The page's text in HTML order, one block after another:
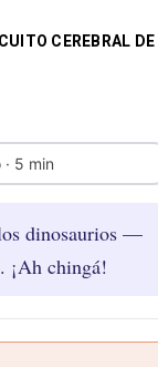
CEREBRAL
5 min
dinosaurios —
¡Ah chingá!